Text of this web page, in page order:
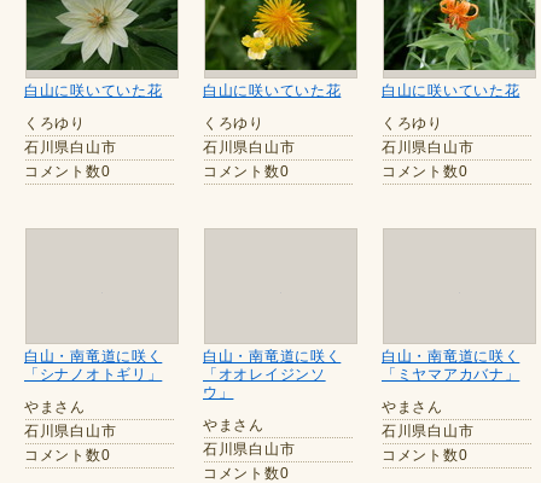
白山に咲いていた花
くろゆり
石川県白山市
コメント数0
白山に咲いていた花
くろゆり
石川県白山市
コメント数0
白山に咲いていた花
くろゆり
石川県白山市
コメント数0
白山・南竜道に咲く
「シナノオトギリ」
やまさん
石川県白山市
コメント数0
白山・南竜道に咲く
「オオレイジンソ
ウ」
やまさん
石川県白山市
コメント数0
白山・南竜道に咲く
「ミヤマアカバナ」
やまさん
石川県白山市
コメント数0